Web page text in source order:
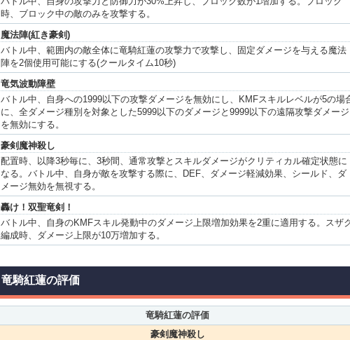
時、ブロック中の敵のみを攻撃する。
魔法陣(紅き豪剣)
バトル中、範囲内の敵全体に竜騎紅蓮の攻撃力で攻撃し、固定ダメージを与える魔法
陣を2個使用可能にする(クールタイム10秒)
竜気波動障壁
バトル中、自身への1999以下の攻撃ダメージを無効にし、KMFスキルレベルが5の場
に、全ダメージ種別を対象とした5999以下のダメージと9999以下の遠隔攻撃ダメージ
を無効にする。
豪剣魔神殺し
配置時、以降3秒毎に、3秒間、通常攻撃とスキルダメージがクリティカル確定状態に
なる。バトル中、自身が敵を攻撃する際に、DEF、ダメージ軽減効果、シールド、ダ
メージ無効を無視する。
轟け！双聖竜剣！
バトル中、自身のKMFスキル発動中のダメージ上限増加効果を2重に適用する。スザ
編成時、ダメージ上限が10万増加する。
竜騎紅蓮の評価
竜騎紅蓮の評価
豪剣魔神殺し